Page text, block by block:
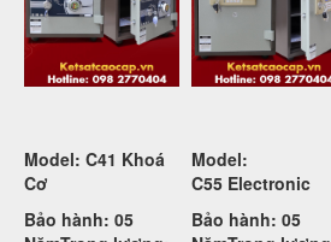
Model: C41 Khoá
Cơ
Bảo hành: 05
Model:
C55 Electronic
Bảo hành: 05